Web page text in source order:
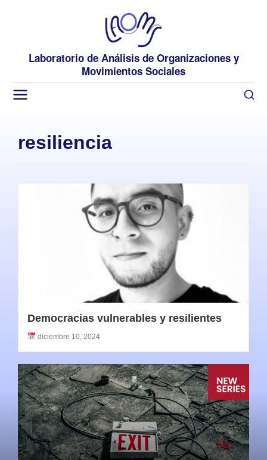
Laboratorio de Análisis de Organizaciones y
Movimientos Sociales
resiliencia
Democracias vulnerables y resilientes
diciembre 10, 2024